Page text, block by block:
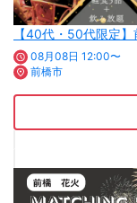
【40代・50代限定
08月08日 12:00〜
前橋市